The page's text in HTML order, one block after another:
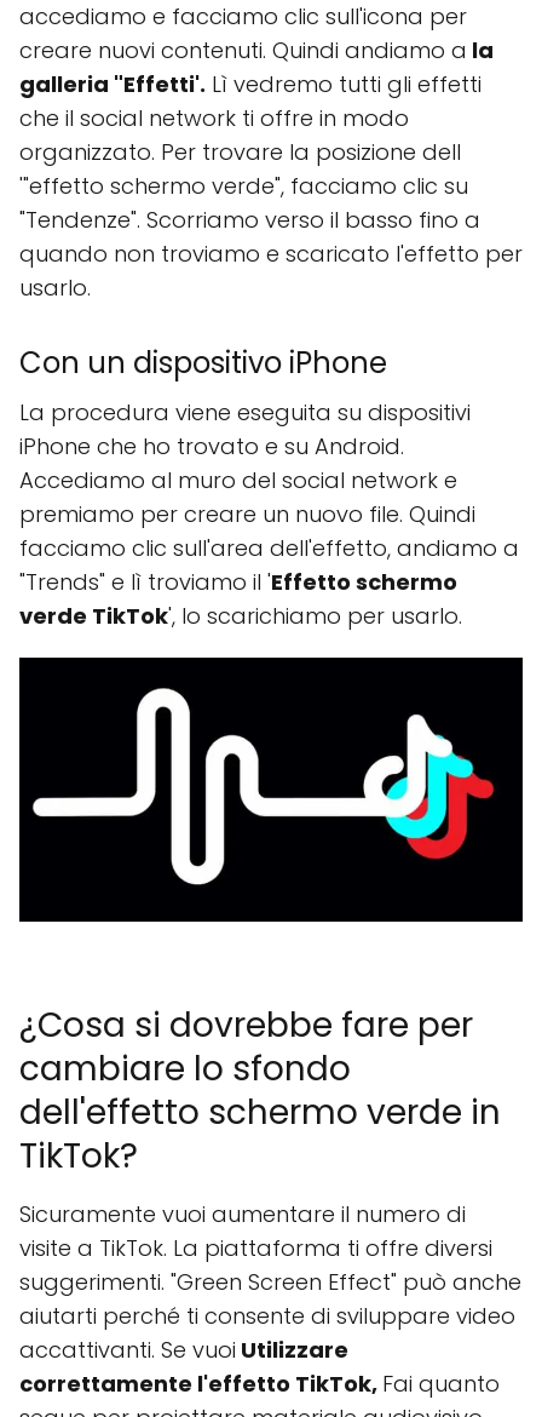
accediamo e facciamo clic sull'icona per
creare nuovi contenuti. Quindi andiamo a la
galleria "Effetti'. Lì vedremo tutti gli effetti
che il social network ti offre in modo
organizzato. Per trovare la posizione dell
'"effetto schermo verde", facciamo clic su
"Tendenze". Scorriamo verso il basso fino a
quando non troviamo e scaricato l'effetto per
usarlo.
Con un dispositivo iPhone
La procedura viene eseguita su dispositivi
iPhone che ho trovato e su Android.
Accediamo al muro del social network e
premiamo per creare un nuovo file. Quindi
facciamo clic sull'area dell'effetto, andiamo a
"Trends" e lì troviamo il 'Effetto schermo
verde TikTok', lo scarichiamo per usarlo.
¿Cosa si dovrebbe fare per
cambiare lo sfondo
dell'effetto schermo verde in
TikTok?
Sicuramente vuoi aumentare il numero di
visite a TikTok. La piattaforma ti offre diversi
suggerimenti. "Green Screen Effect" può anche
aiutarti perché ti consente di sviluppare video
accattivanti. Se vuoi Utilizzare
correttamente l'effetto TikTok, Fai quanto